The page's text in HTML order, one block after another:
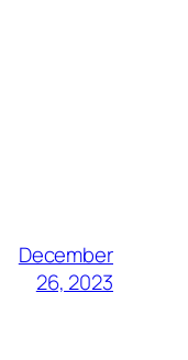
December
26, 2023